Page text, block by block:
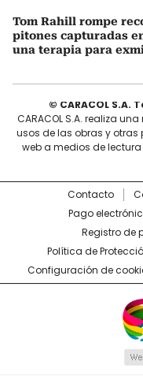
Tom Rahill rompe
pitones capturadas
una terapia para
© CARACOL S.A.
CARACOL S.A. realiza
usos de las obras y otras
web a medios de
Contacto
Pago
Registro de
Política de
Configuración de